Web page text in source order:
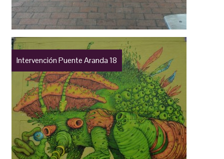
Intervención Puente Aranda 18